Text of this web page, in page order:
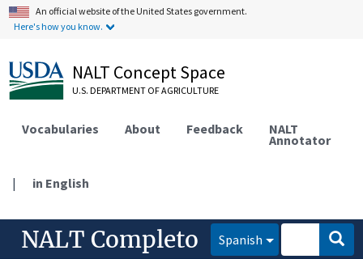
An official website of the United States government.
Here's how you know.
NALT Concept Space
U.S. DEPARTMENT OF AGRICULTURE
Vocabularies About Feedback NALT
Annotator
| in English
NALT Completo Spanish